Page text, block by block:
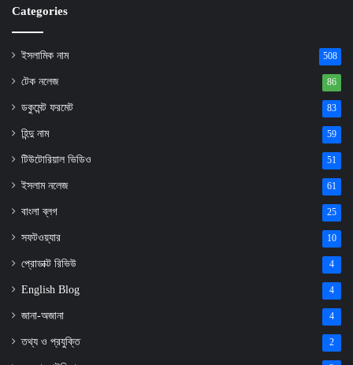
Categories
ইসলামিক নাম 508
টেক নলেজ 86
ডকুমেন্ট ফরমেট 83
হিন্দু নাম 59
টিউটোরিয়াল ভিডিও 51
ইসলাম নলেজ 61
বাংলা ব্লগ 25
সফটওয়্যার 10
প্রোডাক্ট রিভিউ 4
English Blog 4
জানা-অজানা 4
তথ্য ও প্রযুক্তি 2